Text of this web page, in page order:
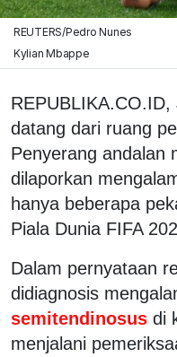
REUTERS/Pedro Nunes
Kylian Mbappe
datang dari ruang
Penyerang andalan
dilaporkan
hanya beberapa
Piala Dunia FIFA
Dalam pernyataan
didiagnosis
semitendinosus di
menjalani